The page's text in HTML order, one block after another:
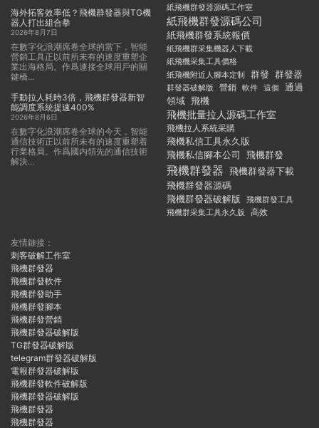
海外拓客效率低？飛機群發器與TG機
器人打出組合拳
2026年8月7日
在數字化浪潮席卷全球的當下，智能
營銷工具正以前所未有的速度重塑企
業出海格局。作爲連接全球用戶的關
鍵橋...
手動拉人耗時3倍，飛機群發器新智
能調度系統提速400%
2026年8月6日
在數字化浪潮席卷全球的今天，智能
通信技術正以前所未有的速度重塑着
行業格局。作爲國内領先的通信技術
解決...
紙飛機群發器源碼工作室
紙飛機群發源碼公司
紙飛機群發系統報價
紙飛機群采集機器人下載
紙飛機采集工具價格
紙飛機附近人腳本定制
群發 群發器
群發器破解版 營銷 軟件 這個
通過
領域 飛機
飛機批量拉人源碼工作室
飛機拉人系統采購
飛機私信工具永久版
飛機私信腳本公司
飛機群發
飛機群發器 飛機群發器下載
飛機群發器源碼
飛機群發器破解版
飛機群發工具
飛機群采集工具永久版
高效
友情鏈接：
刺客破解工作室
飛機群發器
飛機群發軟件
飛機群發助手
飛機群發腳本
飛機群發營銷
飛機群發器破解版
TG群發器破解版
telegram群發器破解版
電報群發器破解版
飛機群發軟件破解版
飛機群發器破解版
飛機群發器
飛機群發器